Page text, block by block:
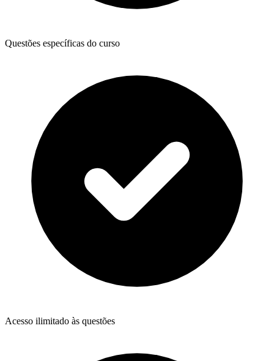
Questões específicas do curso
Acesso ilimitado às questões